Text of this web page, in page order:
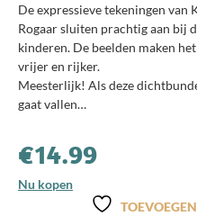
De expressieve tekeningen van
Rogaar sluiten prachtig aan bij
kinderen. De beelden maken
vrijer en rijker.
Meesterlijk! Als deze
gaat vallen…
€14.99
Nu kopen